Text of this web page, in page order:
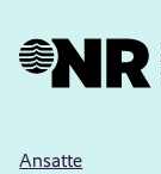
Ansatte